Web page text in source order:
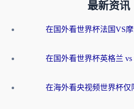
最新资讯